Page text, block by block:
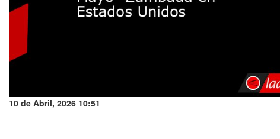
10 de Abril, 2026 10:51